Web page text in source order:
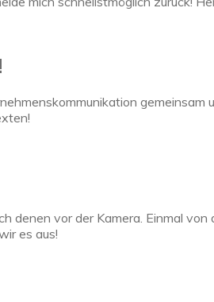
denen vor der Kamera. Einmal
es aus!